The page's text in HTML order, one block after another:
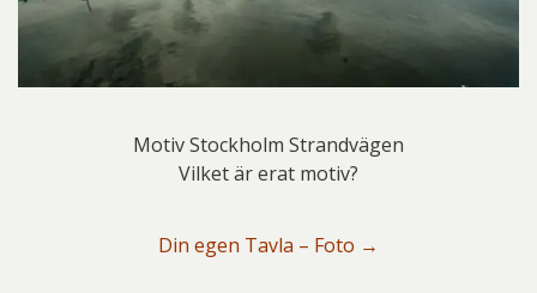
Motiv Stockholm Strandvägen
Vilket är erat motiv?
Din egen Tavla – Foto →